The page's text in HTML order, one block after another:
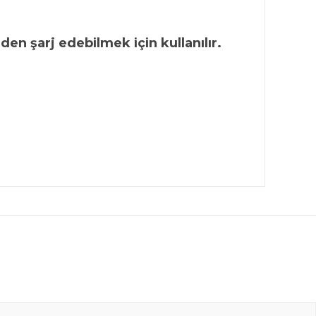
şarj edebilmek için kullanılır.